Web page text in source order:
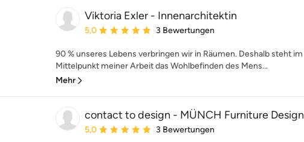
Viktoria Exler - Innenarchitektin
Durchschnittliche Bewertung: 5 von 5 Sternen
5,0 3 Bewertungen
90 % unseres Lebens verbringen wir in Räumen. Deshalb steht im
Mittelpunkt meiner Arbeit das Wohlbefinden des Mens...
Mehr
contact to design - MÜNCH Furniture Design
Durchschnittliche Bewertung: 5 von 5 Sternen
5,0 3 Bewertungen